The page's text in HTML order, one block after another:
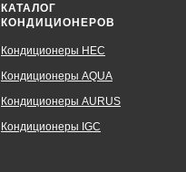
КАТАЛОГ
КОНДИЦИОНЕРОВ
Кондиционеры HEC
Кондиционеры AQUA
Кондиционеры AURUS
Кондиционеры IGC